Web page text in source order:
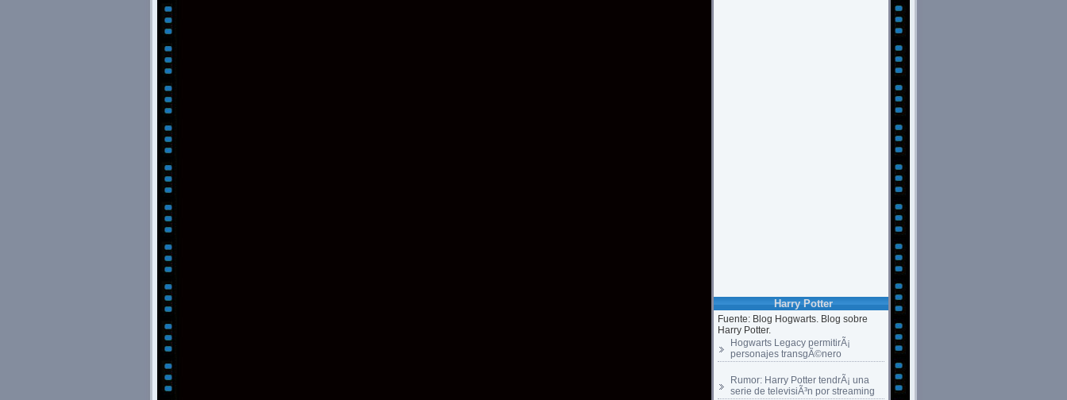
Harry Potter
Fuente: Blog Hogwarts. Blog sobre
Harry Potter.
Hogwarts Legacy permitirÃ¡
personajes transgÃ©nero
Rumor: Harry Potter tendrÃ¡ una
serie de televisiÃ³n por streaming